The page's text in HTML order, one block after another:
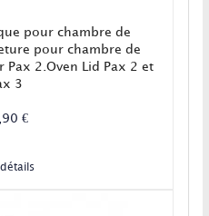
pour chambre de
pour chambre de
2.Oven Lid Pax 2 et
3
€